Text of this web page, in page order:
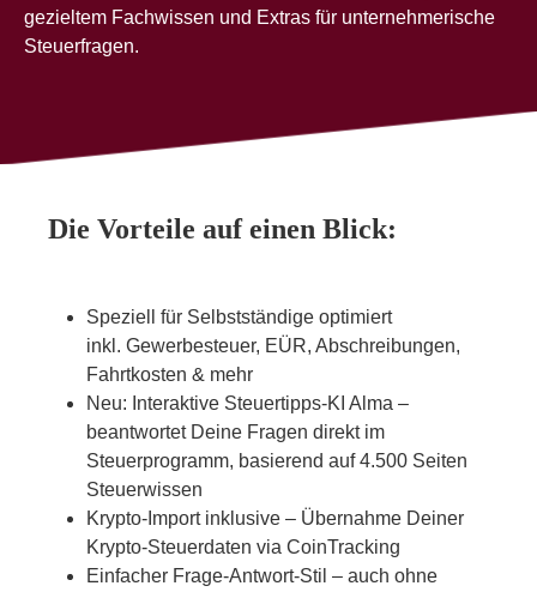
gezieltem Fachwissen und Extras für unternehmerische
Steuerfragen.
Die Vorteile auf einen Blick:
Speziell für Selbstständige optimiert
inkl. Gewerbesteuer, EÜR, Abschreibungen,
Fahrtkosten & mehr
Neu: Interaktive Steuertipps-KI Alma –
beantwortet Deine Fragen direkt im
Steuerprogramm, basierend auf 4.500 Seiten
Steuerwissen
Krypto-Import inklusive – Übernahme Deiner
Krypto-Steuerdaten via CoinTracking
Einfacher Frage-Antwort-Stil – auch ohne